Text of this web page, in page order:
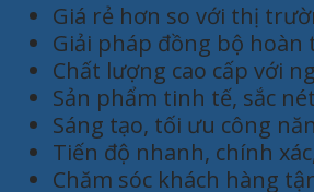
Giá rẻ hơn so với thị
Giải pháp đồng bộ
Chất lượng cao cấp với
Sản phẩm tinh tế, sắc nét
Sáng tạo, tối ưu công
Tiến độ nhanh, chính
Chăm sóc khách hàng